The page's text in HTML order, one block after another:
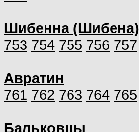
Шибенна (Шибена)
753 754 755 756 757
Авратин
761 762 763 764 765
Бальковцы